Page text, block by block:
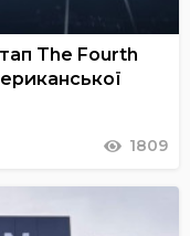
The Fourth
1809